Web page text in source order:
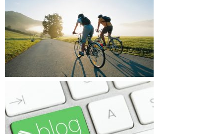
Gör smarriga scones på jobbet
Hälsotips för det nya året
Kalas i trädgården
Konferensresa under vintern
Koppla av efter jobbet på din uteplats
Less is more